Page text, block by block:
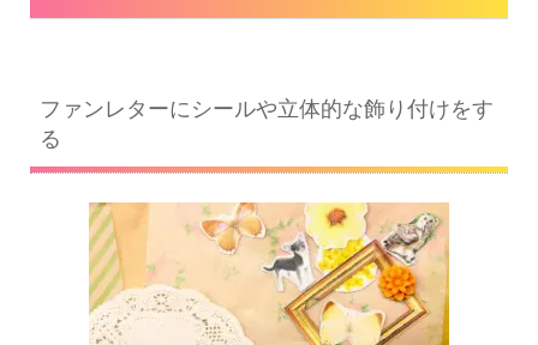
ファンレターにシールや立体的な飾り付けをす
る